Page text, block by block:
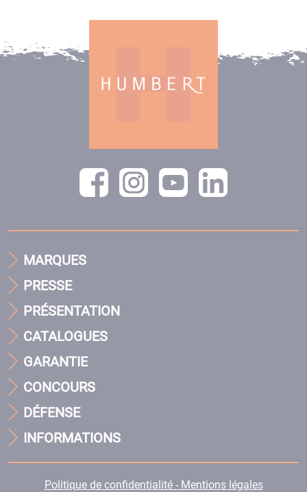
MARQUES
PRESSE
PRÉSENTATION
CATALOGUES
GARANTIE
CONCOURS
DÉFENSE
INFORMATIONS
Politique de confidentialité - Mentions légales